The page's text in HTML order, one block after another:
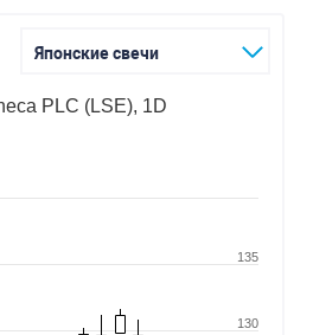
Японские свечи
PLC (LSE), 1D
130
135